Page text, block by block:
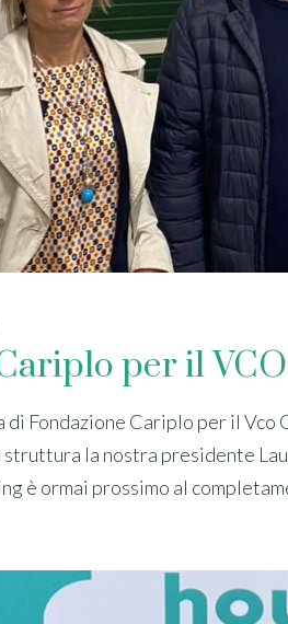
per il
Fondazione Cariplo per il
la nostra presidente
è ormai prossimo al